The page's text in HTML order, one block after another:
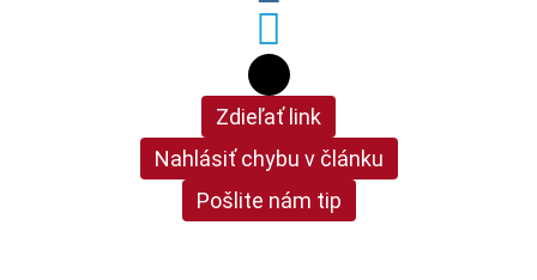
Zdieľať link
Nahlásiť chybu v článku
Pošlite nám tip